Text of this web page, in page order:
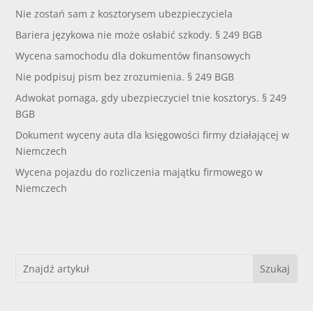
Nie zostań sam z kosztorysem ubezpieczyciela
Bariera językowa nie może osłabić szkody. § 249 BGB
Wycena samochodu dla dokumentów finansowych
Nie podpisuj pism bez zrozumienia. § 249 BGB
Adwokat pomaga, gdy ubezpieczyciel tnie kosztorys. § 249
BGB
Dokument wyceny auta dla księgowości firmy działającej w
Niemczech
Wycena pojazdu do rozliczenia majątku firmowego w
Niemczech